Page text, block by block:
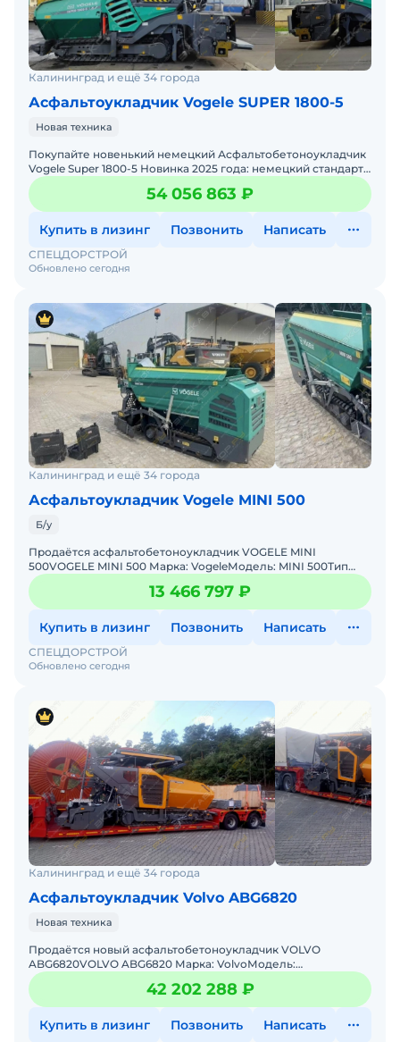
Калининград и ещё 34 города
Асфальтоукладчик Vogele SUPER 1800-5
Новая техника
Покупайте новенький немецкий Асфальтобетоноукладчик
Vogele Super 1800-5 Новинка 2025 года: немецкий стандарт
качества в каждой детали!Плиты выбора: АВ500-5ТВ ил
54 056 863 ₽
Купить в лизинг Позвонить Написать
Обновлено сегодня
СПЕЦДОРСТРОЙ
Калининград и ещё 34 города
Асфальтоукладчик Vogele MINI 500
Б/у
Продаётся асфальтобетоноукладчик VOGELE MINI
500VOGELE MINI 500 Марка: VogeleМодель: MINI 500Тип
техники: АсфальтобетоноукладчикГод выпуска: 2024
г.Мощность: 45
13 466 797 ₽
Купить в лизинг Позвонить Написать
Обновлено сегодня
СПЕЦДОРСТРОЙ
Калининград и ещё 34 города
Асфальтоукладчик Volvo ABG6820
Новая техника
Продаётся новый асфальтобетоноукладчик VOLVO
ABG6820VOLVO ABG6820 Марка: VolvoМодель:
ABG6820Новая серия: AMANN ABG TITAN 6820Тип техники:
Асфальтобетоноукладчи42 202 288 ₽
Купить в лизинг Позвонить Написать